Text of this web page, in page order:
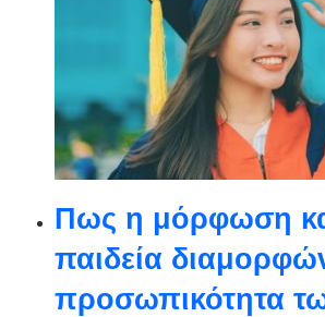
Πως η μόρφωση
παιδεία
προσωπικότητα